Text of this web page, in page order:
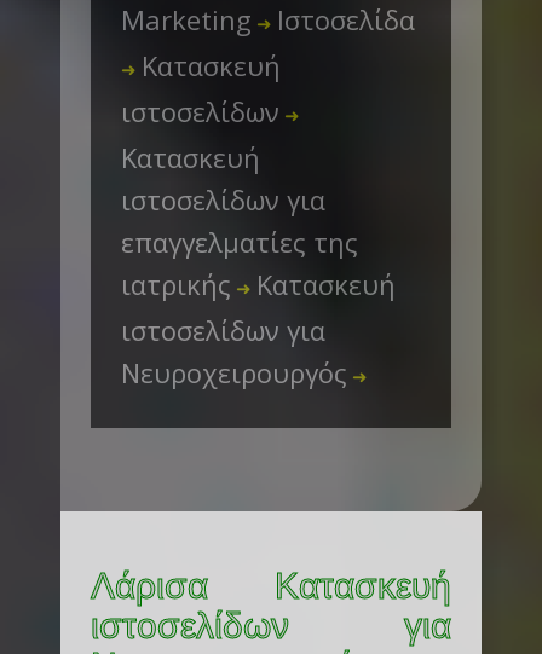
Marketing ➜ Ιστοσελίδα
➜ Κατασκευή
ιστοσελίδων ➜
Κατασκευή
ιστοσελίδων για
επαγγελματίες της
ιατρικής ➜ Κατασκευή
ιστοσελίδων για
Νευροχειρουργός ➜
Λάρισα Κατασκευή
ιστοσελίδων για